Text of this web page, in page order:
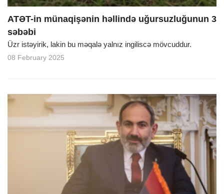
ATƏT-in münaqişənin həllində uğursuzluğunun 3
səbəbi
Üzr istəyirik, lakin bu məqalə yalnız ingiliscə mövcuddur.
08 February 2025